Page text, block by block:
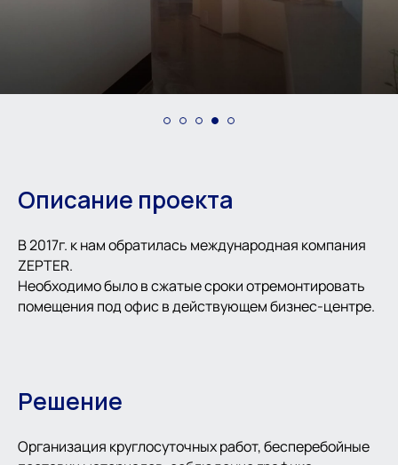
Описание проекта
В 2017г. к нам обратилась международная компания
ZEPTER.
Необходимо было в сжатые сроки отремонтировать
помещения под офис в действующем бизнес-центре.
Решение
Организация круглосуточных работ, бесперебойные